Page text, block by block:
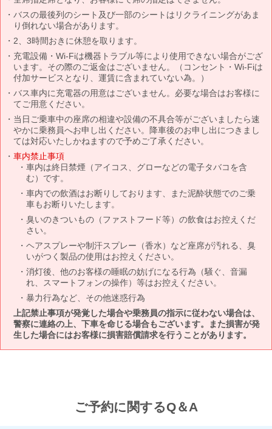
バスの最後列のシート及び一部のシートはリクライニングがあま
り倒れない場合があります。
2、3時間おきに休憩を取ります。
充電設備・Wi-Fiは機器トラブル等により使用できない場合がござ
います。その際のご返金はございません。（コンセント・Wi-Fiは
付加サービスとなり、運賃に含まれていない為。）
バス車内に充電器の用意はございません。必要な場合はお客様に
てご用意ください。
当日ご乗車中の座席の相違や設備の不具合等がございましたら速
やかに乗務員へお申し出ください。降車後のお申し出につきまし
ては対応いたしかねますので予めご了承ください。
車内禁止事項
車内は終日禁煙（アイコス、グローなどの電子タバコを含
む）です。
車内での飲酒はお断りしております、また泥酔状態でのご乗
車もお断りいたします。
臭いのきついもの（ファストフード等）の飲食はお控えくだ
さい。
ヘアスプレーや制汗スプレー（香水）など座席が汚れる、臭
いがつく製品の使用はお控えください。
消灯後、他のお客様の睡眠の妨げになる行為（騒ぐ、音漏
れ、スマートフォンの操作）等はお控えください。
暴力行為など、その他迷惑行為
上記禁止事項が発覚した場合や乗務員の指示に従わない場合は、
警察に連絡の上、下車を命じる場合もございます。また損害が発
生した場合にはお客様に損害賠償請求を行うことがあります。
ご予約に関するQ＆A